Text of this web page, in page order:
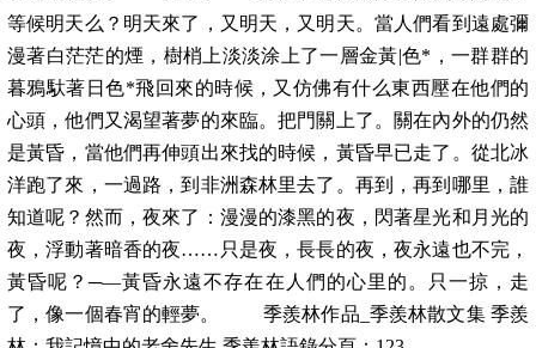
等候明天么？明天來了，又明天，又明天。當人們看到遠處彌
漫著白茫茫的煙，樹梢上淡淡涂上了一層金黃|色*，一群群的
暮鴉馱著日色*飛回來的時候，又仿佛有什么東西壓在他們的
心頭，他們又渴望著夢的來臨。把門關上了。關在內外的仍然
是黃昏，當他們再伸頭出來找的時候，黃昏早已走了。從北冰
洋跑了來，一過路，到非洲森林里去了。再到，再到哪里，誰
知道呢？然而，夜來了：漫漫的漆黑的夜，閃著星光和月光的
夜，浮動著暗香的夜……只是夜，長長的夜，夜永遠也不完，
黃昏呢？─—黃昏永遠不存在在人們的心里的。只一掠，走
了，像一個春宵的輕夢。 季羨林作品_季羨林散文集 季羨